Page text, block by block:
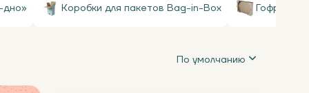
дно» Коробки для пакетов Bag-in-Box
По умолчанию